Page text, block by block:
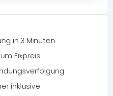
in 3 Minuten
Fixpreis
inklusive